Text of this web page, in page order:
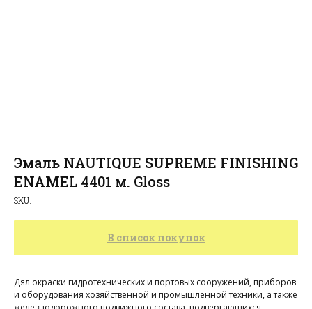
Эмаль NAUTIQUE SUPREME FINISHING
ENAMEL 4401 м. Gloss
SKU:
В список покупок
Дял окраски гидротехнических и портовых сооружений, приборов
и оборудования хозяйственной и промышленной техники, а также